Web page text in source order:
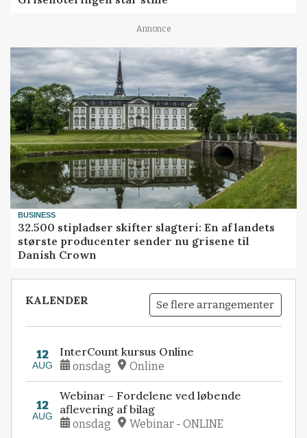
Annonce
BUSINESS
32.500 stipladser skifter slagteri: En af landets
største producenter sender nu grisene til
Danish Crown
KALENDER Se flere arrangementer
12
AUG
InterCount kursus Online
onsdag Online
12
AUG
Webinar – Fordelene ved løbende
aflevering af bilag
onsdag Webinar - ONLINE